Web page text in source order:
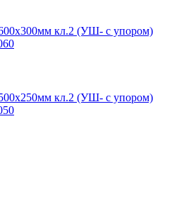
кл.2 (УШ- с упором)
кл.2 (УШ- с упором)